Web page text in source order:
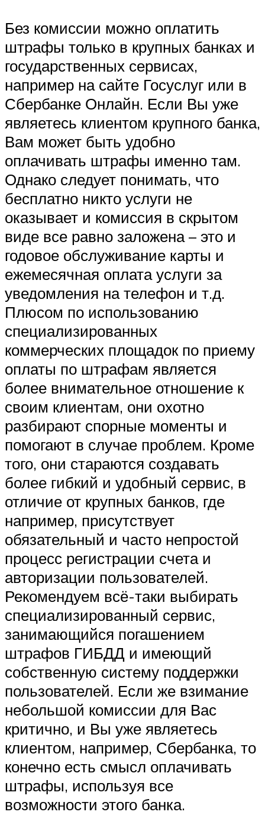
Без комиссии можно оплатить
штрафы только в крупных банках и
государственных сервисах,
например на сайте Госуслуг или в
Сбербанке Онлайн. Если Вы уже
являетесь клиентом крупного банка,
Вам может быть удобно
оплачивать штрафы именно там.
Однако следует понимать, что
бесплатно никто услуги не
оказывает и комиссия в скрытом
виде все равно заложена – это и
годовое обслуживание карты и
ежемесячная оплата услуги за
уведомления на телефон и т.д.
Плюсом по использованию
специализированных
коммерческих площадок по приему
оплаты по штрафам является
более внимательное отношение к
своим клиентам, они охотно
разбирают спорные моменты и
помогают в случае проблем. Кроме
того, они стараются создавать
более гибкий и удобный сервис, в
отличие от крупных банков, где
например, присутствует
обязательный и часто непростой
процесс регистрации счета и
авторизации пользователей.
Рекомендуем всё-таки выбирать
специализированный сервис,
занимающийся погашением
штрафов ГИБДД и имеющий
собственную систему поддержки
пользователей. Если же взимание
небольшой комиссии для Вас
критично, и Вы уже являетесь
клиентом, например, Сбербанка, то
конечно есть смысл оплачивать
штрафы, используя все
возможности этого банка.